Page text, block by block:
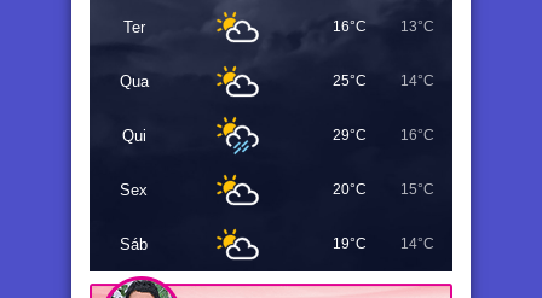
Ter 16°C 13°C
Qua 25°C 14°C
Qui 29°C 16°C
Sex 20°C 15°C
Sáb 19°C 14°C